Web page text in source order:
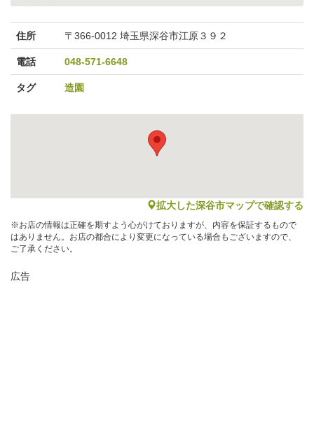
住所 〒366-0012 埼玉県深谷市江原３９２
電話 048-571-6648
タグ 造園
map
拡大した深谷市マップで確認する
※お店の情報は正確を期すよう心がけておりますが、内容を保証するもので
はありません。お店の都合により変更になっている場合もございますので、
ご了承ください。
広告